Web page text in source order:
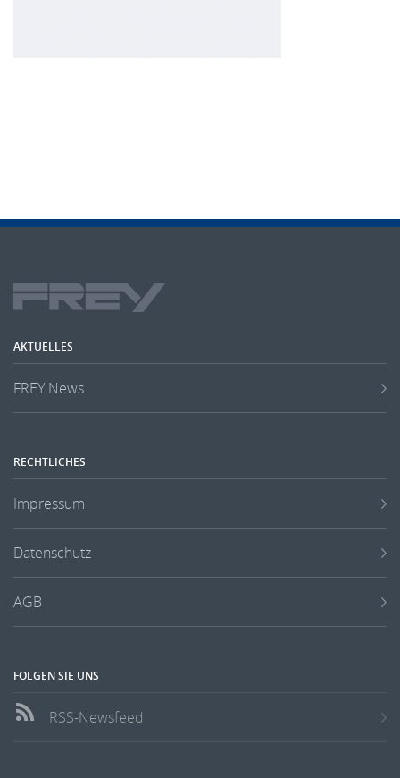
AKTUELLES
FREY News
RECHTLICHES
Impressum
Datenschutz
AGB
FOLGEN SIE UNS
RSS-Newsfeed